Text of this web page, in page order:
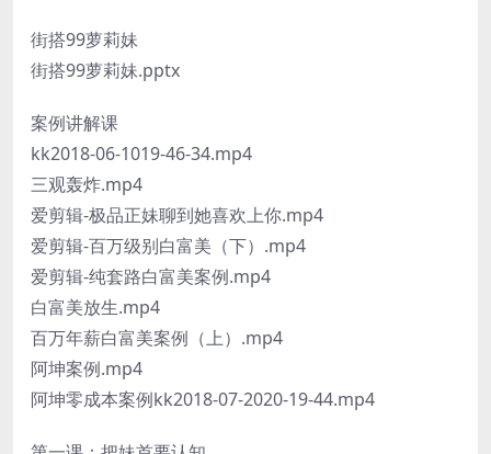
街搭99萝莉妹
街搭99萝莉妹.pptx
案例讲解课
kk2018-06-1019-46-34.mp4
三观轰炸.mp4
爱剪辑-极品正妹聊到她喜欢上你.mp4
爱剪辑-百万级别白富美（下）.mp4
爱剪辑-纯套路白富美案例.mp4
白富美放生.mp4
百万年薪白富美案例（上）.mp4
阿坤案例.mp4
阿坤零成本案例kk2018-07-2020-19-44.mp4